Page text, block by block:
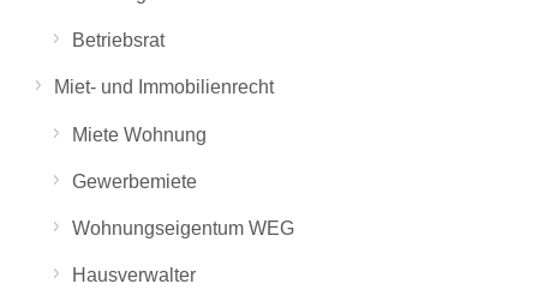
Betriebsrat
Miet- und Immobilienrecht
Miete Wohnung
Gewerbemiete
Wohnungseigentum WEG
Hausverwalter